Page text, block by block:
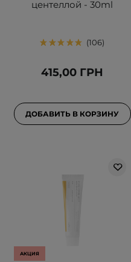
центеллой - 30ml
106
415,00 ГРН
ДОБАВИТЬ В КОРЗИНУ
АКЦИЯ